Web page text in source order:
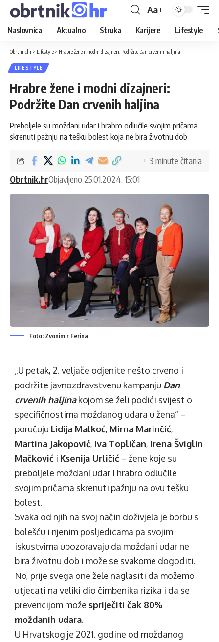
Aa
Naslovnica Aktualno Struka Karijere Lifestyle
Obrtnik.hr > Lifestyle > Hrabre žene i modni dizajneri: Podržite Dan crvenih haljina
LIFESTYLE
Hrabre žene i modni dizajneri:
Podržite Dan crvenih haljina
Preboljele su moždani udar i hrabro odlučile svojim pričama
skrenuti pažnju na tešku bolest koja ne bira životnu dob
Obrtnik.hrObjavljeno 25.01.2024. 15:01
3 minute čitanja
Foto: Zvonimir Ferina
„U petak, 2. veljače odjenite nešto crveno i
podržite javnozdravstvenu kampanju Dan
crvenih haljinakojom se želi podići svijest o
specifičnostima moždanog udara u žena“ –
poručuju Lidija Malkoć, Mirna Marinčić,
Martina Jakopović, Iva Topličan, Irena Šviglin
Mačković i Ksenija Urličić – žene koje su
preboljele moždani udar i hrabro odlučile
svojim pričama skrenuti pažnju na ovu tešku
bolest.
Svaka od njih na svoj način doživjela je borbu s
bolešću i njenim posljedicama pa svojim
iskustvima upozoravaju da moždani udar ne
bira životnu dob i može se svakome dogoditi.
No, prije svega one žele naglasiti da možemo
utjecati na veliki dio čimbenika rizika i da se
prevencijom može spriječiti čak 80%
moždanih udara.
U Hrvatskog je 2021. godine od moždanog